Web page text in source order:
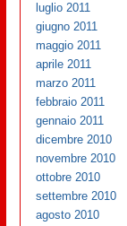
luglio 2011
giugno 2011
maggio 2011
aprile 2011
marzo 2011
febbraio 2011
gennaio 2011
dicembre 2010
novembre 2010
ottobre 2010
settembre 2010
agosto 2010